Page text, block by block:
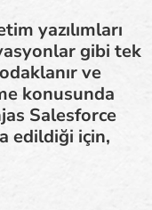
yazılımları
gibi tek
ve
konusunda
Salesforce
edildiği için,